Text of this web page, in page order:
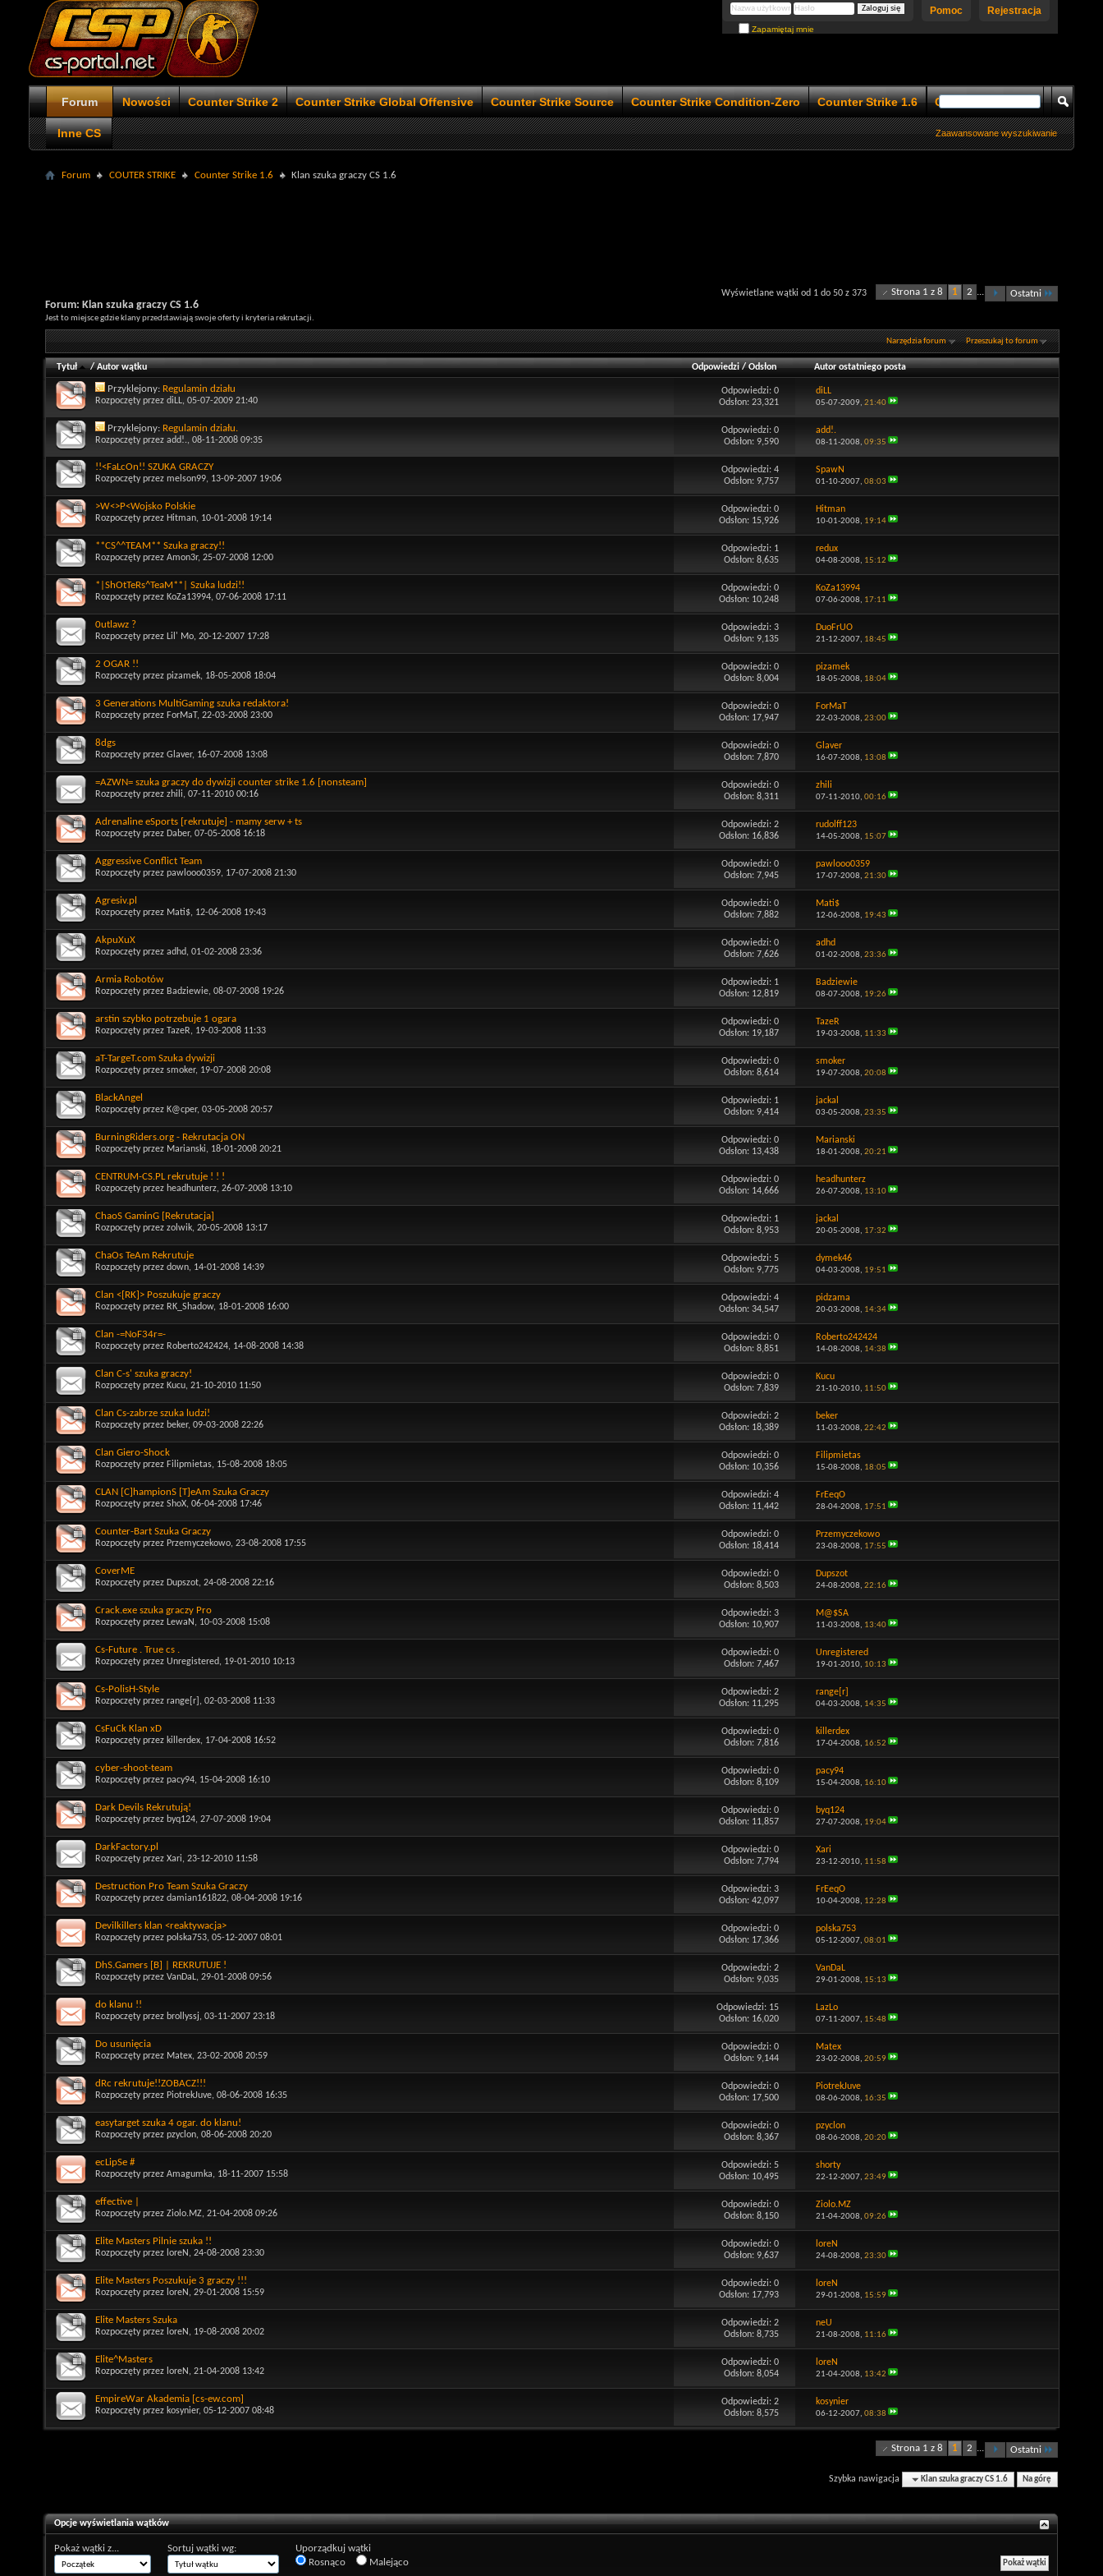
Rejestracja
Pomoc
Zapamiętaj mnie
Forum Nowości Counter Strike 2 Counter Strike Global Offensive Counter Strike Source Counter Strike Condition-Zero Counter Strike 1.6 Counter Strike 1.5
Inne CS Zaawansowane wyszukiwanie
Forum COUTER STRIKE Counter Strike 1.6 Klan szuka graczy CS 1.6
Strona 1 z 8 1 2 ... Ostatni
Wyświetlane wątki od 1 do 50 z 373
Forum: Klan szuka graczy CS 1.6
Jest to miejsce gdzie klany przedstawiają swoje oferty i kryteria rekrutacji.
Narzędzia forum Przeszukaj to forum
Tytuł /Autor wątku Odpowiedzi/Odsłon Autor ostatniego posta
Przyklejony: Regulamin działu
Rozpoczęty przez diLL, 05-07-2009 21:40
Odpowiedzi:0
Odsłon: 23,321
diLL
05-07-2009, 21:40
Przyklejony: Regulamin działu.
Rozpoczęty przez add!., 08-11-2008 09:35
Odpowiedzi:0
Odsłon: 9,590
add!.
08-11-2008, 09:35
!!<FaLcOn!! SZUKA GRACZY
Rozpoczęty przez melson99, 13-09-2007 19:06
Odpowiedzi:4
Odsłon: 9,757
SpawN
01-10-2007, 08:03
>W<>P<Wojsko Polskie
Rozpoczęty przez Hitman, 10-01-2008 19:14
Odpowiedzi:0
Odsłon: 15,926
Hitman
10-01-2008, 19:14
**CS^^TEAM** Szuka graczy!!
Rozpoczęty przez Amon3r, 25-07-2008 12:00
Odpowiedzi: 1
Odsłon: 8,635
redux
04-08-2008, 15:12
*|ShOtTeRs^TeaM**| Szuka ludzi!!
Rozpoczęty przez KoZa13994, 07-06-2008 17:11
Odpowiedzi:0
Odsłon: 10,248
KoZa13994
07-06-2008, 17:11
0utlawz ?
Rozpoczęty przez Lil' Mo, 20-12-2007 17:28
Odpowiedzi:3
Odsłon: 9,135
DuoFrUO
21-12-2007, 18:45
2 OGAR !!
Rozpoczęty przez pizamek, 18-05-2008 18:04
Odpowiedzi:0
Odsłon: 8,004
pizamek
18-05-2008, 18:04
3 Generations MultiGaming szuka redaktora!
Rozpoczęty przez ForMaT, 22-03-2008 23:00
Odpowiedzi:0
Odsłon: 17,947
ForMaT
22-03-2008, 23:00
8dgs
Rozpoczęty przez Glaver, 16-07-2008 13:08
Odpowiedzi:0
Odsłon: 7,870
Glaver
16-07-2008, 13:08
=AZWN= szuka graczy do dywizji counter strike 1.6 [nonsteam]
Rozpoczęty przez zhili, 07-11-2010 00:16
Odpowiedzi:0
Odsłon: 8,311
zhili
07-11-2010, 00:16
Adrenaline eSports [rekrutuje] - mamy serw + ts
Rozpoczęty przez Daber, 07-05-2008 16:18
Odpowiedzi:2
Odsłon: 16,836
rudolff123
14-05-2008, 15:07
Aggressive Conflict Team
Rozpoczęty przez pawlooo0359, 17-07-2008 21:30
Odpowiedzi:0
Odsłon: 7,945
pawlooo0359
17-07-2008, 21:30
Agresiv.pl
Rozpoczęty przez Mati$, 12-06-2008 19:43
Odpowiedzi:0
Odsłon: 7,882
Mati$
12-06-2008, 19:43
AkpuXuX
Rozpoczęty przez adhd, 01-02-2008 23:36
Odpowiedzi:0
Odsłon: 7,626
adhd
01-02-2008, 23:36
Armia Robotów
Rozpoczęty przez Badziewie, 08-07-2008 19:26
Odpowiedzi: 1
Odsłon: 12,819
Badziewie
08-07-2008, 19:26
arstin szybko potrzebuje 1 ogara
Rozpoczęty przez TazeR, 19-03-2008 11:33
Odpowiedzi:0
Odsłon: 19,187
TazeR
19-03-2008, 11:33
aT-TargeT.com Szuka dywizji
Rozpoczęty przez smoker, 19-07-2008 20:08
Odpowiedzi:0
Odsłon: 8,614
smoker
19-07-2008, 20:08
BlackAngel
Rozpoczęty przez K@cper, 03-05-2008 20:57
Odpowiedzi: 1
Odsłon: 9,414
jackal
03-05-2008, 23:35
BurningRiders.org - Rekrutacja ON
Rozpoczęty przez Marianski, 18-01-2008 20:21
Odpowiedzi:0
Odsłon: 13,438
Marianski
18-01-2008, 20:21
CENTRUM-CS.PL rekrutuje ! ! !
Rozpoczęty przez headhunterz, 26-07-2008 13:10
Odpowiedzi:0
Odsłon: 14,666
headhunterz
26-07-2008, 13:10
ChaoS GaminG [Rekrutacja]
Rozpoczęty przez zolwik, 20-05-2008 13:17
Odpowiedzi: 1
Odsłon: 8,953
jackal
20-05-2008, 17:32
ChaOs TeAm Rekrutuje
Rozpoczęty przez down, 14-01-2008 14:39
Odpowiedzi:5
Odsłon: 9,775
dymek46
04-03-2008, 19:51
Clan <[RK]> Poszukuje graczy
Rozpoczęty przez RK_Shadow, 18-01-2008 16:00
Odpowiedzi:4
Odsłon: 34,547
pidzama
20-03-2008, 14:34
Clan -=NoF34r=-
Rozpoczęty przez Roberto242424, 14-08-2008 14:38
Odpowiedzi:0
Odsłon: 8,851
Roberto242424
14-08-2008, 14:38
Clan C-s' szuka graczy!
Rozpoczęty przez Kucu, 21-10-2010 11:50
Odpowiedzi:0
Odsłon: 7,839
Kucu
21-10-2010, 11:50
Clan Cs-zabrze szuka ludzi!
Rozpoczęty przez beker, 09-03-2008 22:26
Odpowiedzi:2
Odsłon: 18,389
beker
11-03-2008, 22:42
Clan Giero-Shock
Rozpoczęty przez Filipmietas, 15-08-2008 18:05
Odpowiedzi:0
Odsłon: 10,356
Filipmietas
15-08-2008, 18:05
CLAN [C]hampionS [T]eAm Szuka Graczy
Rozpoczęty przez ShoX, 06-04-2008 17:46
Odpowiedzi:4
Odsłon: 11,442
FrEeqO
28-04-2008, 17:51
Counter-Bart Szuka Graczy
Rozpoczęty przez Przemyczekowo, 23-08-2008 17:55
Odpowiedzi:0
Odsłon: 18,414
Przemyczekowo
23-08-2008, 17:55
CoverME
Rozpoczęty przez Dupszot, 24-08-2008 22:16
Odpowiedzi:0
Odsłon: 8,503
Dupszot
24-08-2008, 22:16
Crack.exe szuka graczy Pro
Rozpoczęty przez LewaN , 10-03-2008 15:08
Odpowiedzi:3
Odsłon: 10,907
M@$SA
11-03-2008, 13:40
Cs-Future . True cs .
Rozpoczęty przez Unregistered, 19-01-2010 10:13
Odpowiedzi:0
Odsłon: 7,467
Unregistered
19-01-2010, 10:13
Cs-PolisH-Style
Rozpoczęty przez range[r] , 02-03-2008 11:33
Odpowiedzi:2
Odsłon: 11,295
range[r]
04-03-2008, 14:35
CsFuCk Klan xD
Rozpoczęty przez killerdex, 17-04-2008 16:52
Odpowiedzi:0
Odsłon: 7,816
killerdex
17-04-2008, 16:52
cyber-shoot-team
Rozpoczęty przez pacy94, 15-04-2008 16:10
Odpowiedzi:0
Odsłon: 8,109
pacy94
15-04-2008, 16:10
Dark Devils Rekrutują!
Rozpoczęty przez byq124, 27-07-2008 19:04
Odpowiedzi:0
Odsłon: 11,857
byq124
27-07-2008, 19:04
DarkFactory.pl
Rozpoczęty przez Xari, 23-12-2010 11:58
Odpowiedzi:0
Odsłon: 7,794
Xari
23-12-2010, 11:58
Destruction Pro Team Szuka Graczy
Rozpoczęty przez damian161822, 08-04-2008 19:16
Odpowiedzi:3
Odsłon: 42,097
FrEeqO
10-04-2008, 12:28
Devilkillers klan <reaktywacja>
Rozpoczęty przez polska753, 05-12-2007 08:01
Odpowiedzi:0
Odsłon: 17,366
polska753
05-12-2007, 08:01
DhS.Gamers [B] | REKRUTUJE !
Rozpoczęty przez VanDaL, 29-01-2008 09:56
Odpowiedzi:2
Odsłon: 9,035
VanDaL
29-01-2008, 15:13
do klanu !!
Rozpoczęty przez brollyssj, 03-11-2007 23:18
Odpowiedzi: 15
Odsłon: 16,020
LazLo
07-11-2007, 15:48
Do usunięcia
Rozpoczęty przez Matex, 23-02-2008 20:59
Odpowiedzi:0
Odsłon: 9,144
Matex
23-02-2008, 20:59
dRc rekrutuje!!ZOBACZ!!!
Rozpoczęty przez PiotrekJuve, 08-06-2008 16:35
Odpowiedzi:0
Odsłon: 17,500
PiotrekJuve
08-06-2008, 16:35
easytarget szuka 4 ogar. do klanu!
Rozpoczęty przez pzyclon, 08-06-2008 20:20
Odpowiedzi:0
Odsłon: 8,367
pzyclon
08-06-2008, 20:20
ecLipSe #
Rozpoczęty przez Amagumka, 18-11-2007 15:58
Odpowiedzi:5
Odsłon: 10,495
shorty
22-12-2007, 23:49
effective |
Rozpoczęty przez Ziolo.MZ, 21-04-2008 09:26
Odpowiedzi:0
Odsłon: 8,150
Ziolo.MZ
21-04-2008, 09:26
Elite Masters Pilnie szuka !!
Rozpoczęty przez loreN , 24-08-2008 23:30
Odpowiedzi:0
Odsłon: 9,637
loreN
24-08-2008, 23:30
Elite Masters Poszukuje 3 graczy !!!
Rozpoczęty przez loreN , 29-01-2008 15:59
Odpowiedzi:0
Odsłon: 17,793
loreN
29-01-2008, 15:59
Elite Masters Szuka
Rozpoczęty przez loreN , 19-08-2008 20:02
Odpowiedzi:2
Odsłon: 8,735
neU
21-08-2008, 11:16
Elite^Masters
Rozpoczęty przez loreN , 21-04-2008 13:42
Odpowiedzi:0
Odsłon: 8,054
loreN
21-04-2008, 13:42
EmpireWar Akademia [cs-ew.com]
Rozpoczęty przez kosynier, 05-12-2007 08:48
Odpowiedzi:2
Odsłon: 8,575
kosynier
06-12-2007, 08:38
Strona 1 z 8 1 2 ... Ostatni
Szybka nawigacja Klan szuka graczy CS 1.6 Na górę
Opcje wyświetlania wątków
Pokaż wątki z... Sortuj wątki wg:
Uporządkuj wątki
Rosnąco
Malejąco